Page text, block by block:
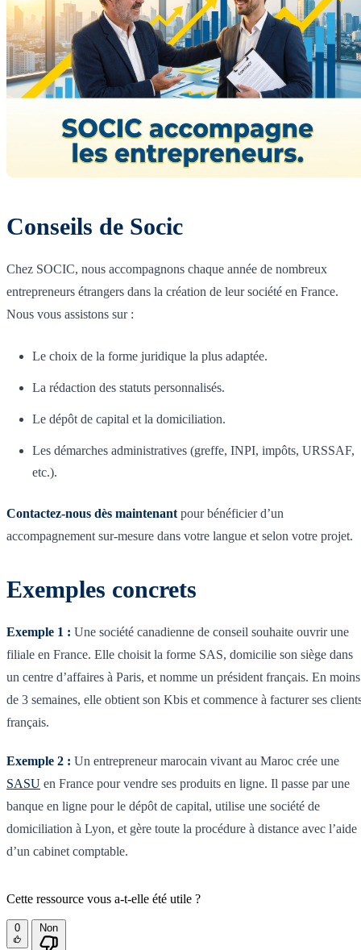
Conseils de Socic
Chez SOCIC, nous accompagnons chaque année de nombreux
entrepreneurs étrangers dans la création de leur société en France.
Nous vous assistons sur :
Le choix de la forme juridique la plus adaptée.
La rédaction des statuts personnalisés.
Le dépôt de capital et la domiciliation.
Les démarches administratives (greffe, INPI, impôts, URSSAF,
etc.).
Contactez-nous dès maintenant pour bénéficier d’un
accompagnement sur-mesure dans votre langue et selon votre projet.
Exemples concrets
Exemple 1 : Une société canadienne de conseil souhaite ouvrir une
filiale en France. Elle choisit la forme SAS, domicilie son siège dans
un centre d’affaires à Paris, et nomme un président français. En moins
de 3 semaines, elle obtient son Kbis et commence à facturer ses
français.
Exemple 2 : Un entrepreneur marocain vivant au Maroc crée une
SASU en France pour vendre ses produits en ligne. Il passe par une
banque en ligne pour le dépôt de capital, utilise une société de
domiciliation à Lyon, et gère toute la procédure à distance avec l’aide
d’un cabinet comptable.
Cette ressource vous a-t-elle été utile ?
0